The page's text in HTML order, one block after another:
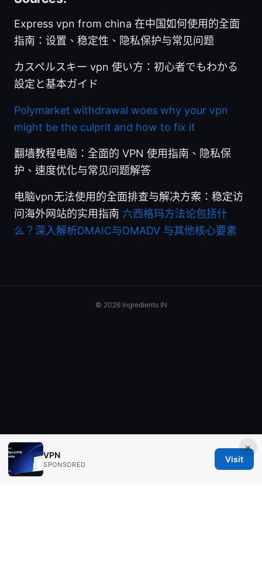
Express vpn from china 在中国如何使用的全面
指南：设置、稳定性、隐私保护与常见问题
カスペルスキー vpn 使い方：初心者でもわかる
設定と基本ガイド
Polymarket withdrawal woes why your vpn
might be the culprit and how to fix it
翻墙教程电脑：全面的 VPN 使用指南、隐私保
护、速度优化与常见问题解答
电脑vpn无法使用的全面排查与解决方案：稳定访
问海外网站的实用指南 六西格玛方法论包括什
么？深入解析DMAIC与DMADV 与其他核心要素
×
VPN
SPONSORED
Visit
© 2026 Ingredients IN